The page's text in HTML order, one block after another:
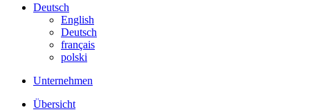
Deutsch
English
Deutsch
français
polski
Unternehmen
Übersicht